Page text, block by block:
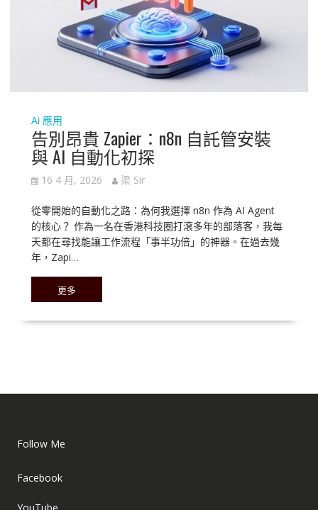
Ai 應用
告別昂貴 Zapier：n8n 自託管安裝
與 AI 自動化初探
16 4 月, 2026 梁 Sir
從零開始的自動化之路：為何我選擇 n8n 作為 AI Agent
的核心？ 作為一名在香港科技圈打滾多年的部落客，我每
天都在尋找能讓工作流程「事半功倍」的神器。在過去幾
年，Zapi…
更多
Follow Me
Facebook